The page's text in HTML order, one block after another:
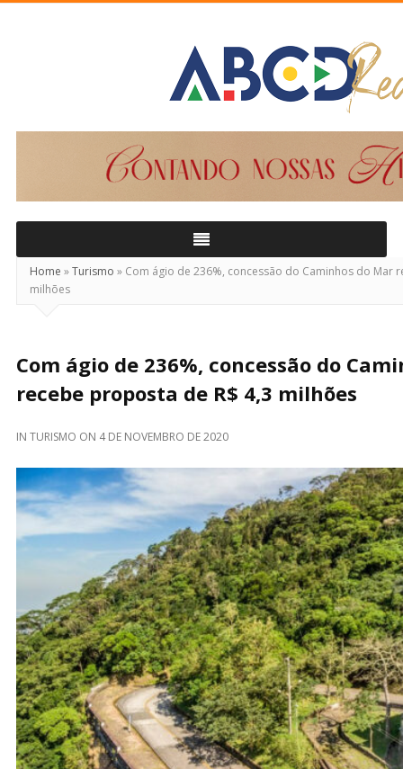
Home »Turismo » Com ágio de 236%, concessão do Caminhos do Mar
milhões
Com ágio de 236%, concessão do
recebe proposta de R$ 4,3 milhões
IN TURISMO ON 4 DE NOVEMBRO DE 2020